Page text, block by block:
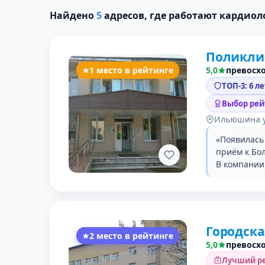
Найдено5адресов, где работают
1 место в рейтинге 5,0
ТОП-3: 6
Выбор
Ильюшина
приём к
В
2 место в рейтинге
5,0
Лучший